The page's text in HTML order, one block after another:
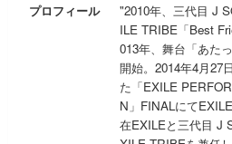
プロフィール
"2010年、三代目 J
ILE TRIBE「Best
013年、舞台「あた
開始。2014年4月27
た「EXILE
N」FINALにて
在EXILEと三代目 J